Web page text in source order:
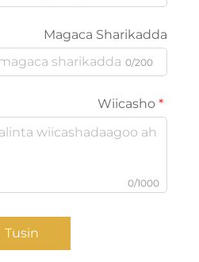
Magaca Sharikadda
0/200
0/1000
Tusin